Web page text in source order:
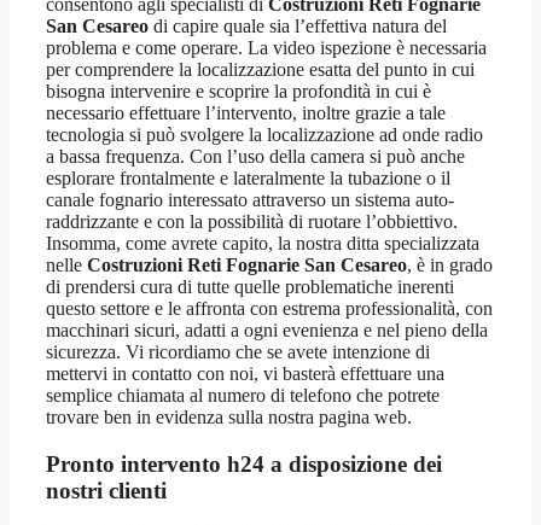
consentono agli specialisti di Costruzioni Reti Fognarie
San Cesareo di capire quale sia l’effettiva natura del
problema e come operare. La video ispezione è necessaria
per comprendere la localizzazione esatta del punto in cui
bisogna intervenire e scoprire la profondità in cui è
necessario effettuare l’intervento, inoltre grazie a tale
tecnologia si può svolgere la localizzazione ad onde radio
a bassa frequenza. Con l’uso della camera si può anche
esplorare frontalmente e lateralmente la tubazione o il
canale fognario interessato attraverso un sistema auto-
raddrizzante e con la possibilità di ruotare l’obbiettivo.
Insomma, come avrete capito, la nostra ditta specializzata
nelle Costruzioni Reti Fognarie San Cesareo, è in grado
di prendersi cura di tutte quelle problematiche inerenti
questo settore e le affronta con estrema professionalità, con
macchinari sicuri, adatti a ogni evenienza e nel pieno della
sicurezza. Vi ricordiamo che se avete intenzione di
mettervi in contatto con noi, vi basterà effettuare una
semplice chiamata al numero di telefono che potrete
trovare ben in evidenza sulla nostra pagina web.
Pronto intervento h24 a disposizione dei
nostri clienti